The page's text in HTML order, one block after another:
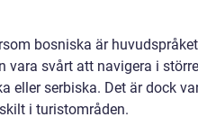
bosniska är
vara svårt att navigera i
eller serbiska. Det är dock
i turistområden.